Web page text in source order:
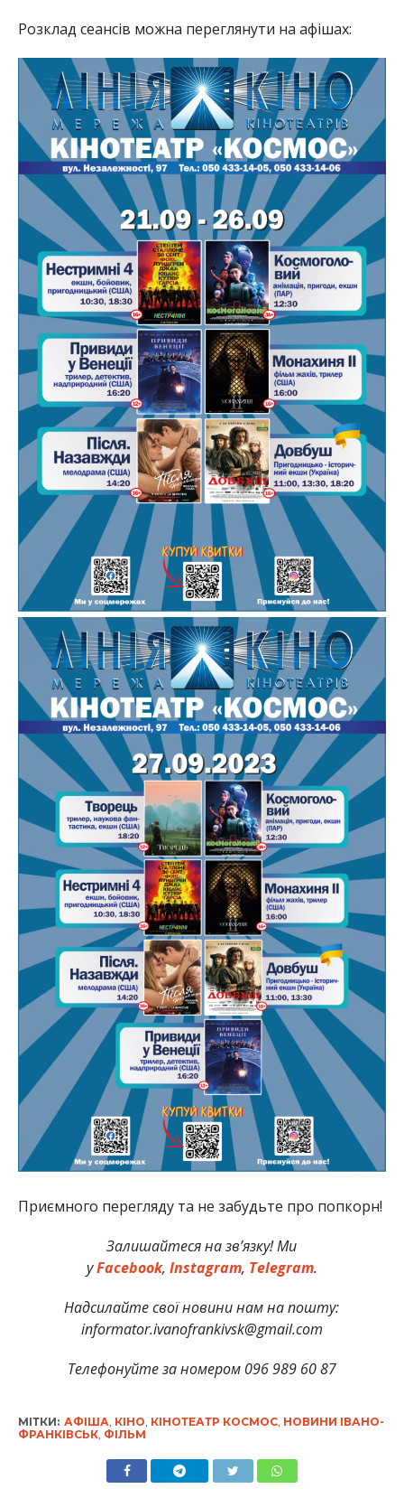
Розклад сеансів можна переглянути на афішах:
Приємного перегляду та не забудьте про попкорн!
Залишайтеся на зв’язку! Ми
уFacebook, Instagram, Telegram.
Надсилайте свої новини нам на пошту:
informator.ivanofrankivsk@gmail.com
Телефонуйте за номером 096 989 60 87
МІТКИ: АФІША КІНО КІНОТЕАТР КОСМОС, НОВИНИ ІВАНО-
ФРАНКІВСЬК, ФІЛЬМ